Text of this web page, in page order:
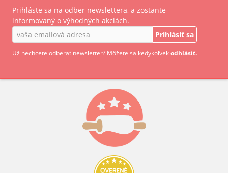
Prihláste sa na odber newslettera, a zostante
informovaný o výhodných akciách.
Prihlásiť sa
Už nechcete odberať newsletter? Môžete sa kedykoľvekodhlásiť.